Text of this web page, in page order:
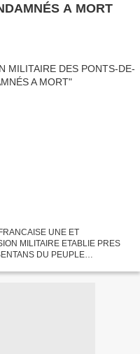
A MORT
UNE ET
MILITAIRE ETABLIE PRES
DU PEUPLE